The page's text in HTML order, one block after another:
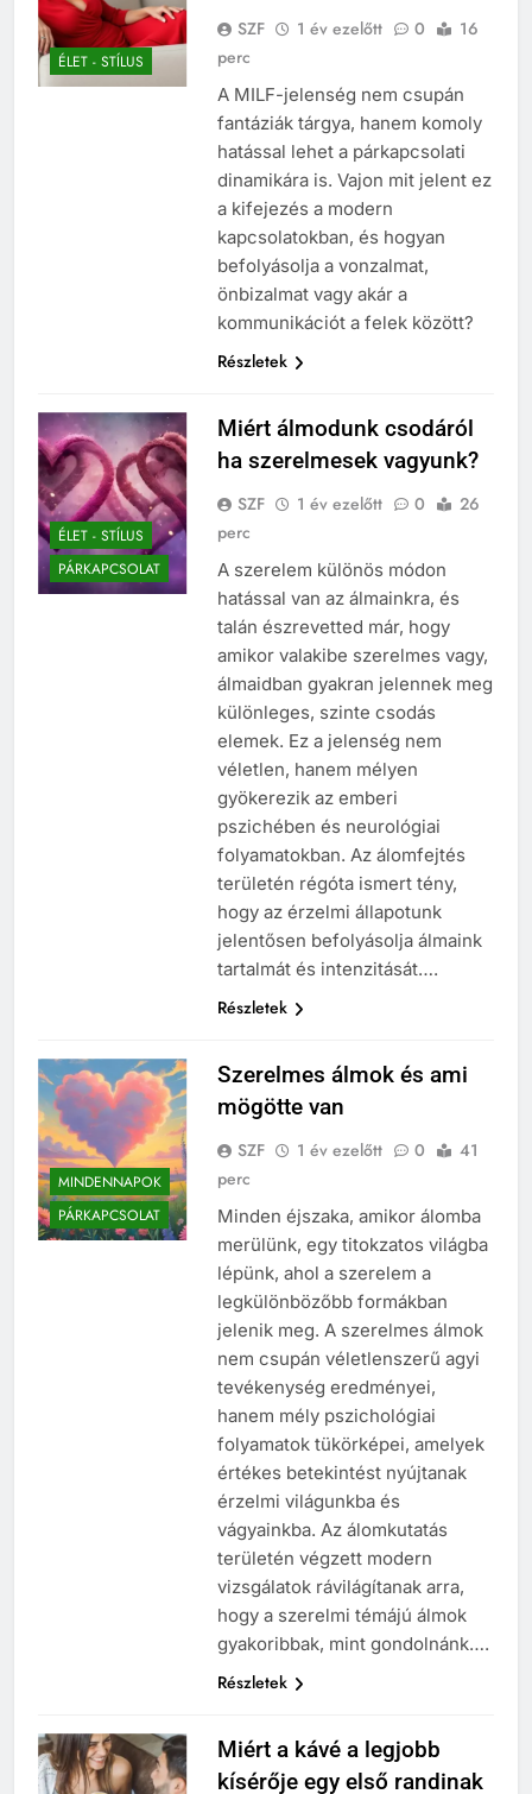
ÉLET - STÍLUS
SZF 1 év ezelőtt 0
16
perc
A MILF-jelenség nem csupán
fantáziák tárgya, hanem komoly
hatással lehet a párkapcsolati
dinamikára is. Vajon mit jelent ez
a kifejezés a modern
kapcsolatokban, és hogyan
befolyásolja a vonzalmat,
önbizalmat vagy akár a
kommunikációt a felek között?
Részletek
ÉLET - STÍLUS
PÁRKAPCSOLAT
Miért álmodunk csodáról
ha szerelmesek vagyunk?
SZF 1 év ezelőtt 0
26
perc
A szerelem különös módon
hatással van az álmainkra, és
talán észrevetted már, hogy
amikor valakibe szerelmes vagy,
álmaidban gyakran jelennek meg
különleges, szinte csodás
elemek. Ez a jelenség nem
véletlen, hanem mélyen
gyökerezik az emberi
pszichében és neurológiai
folyamatokban. Az álomfejtés
területén régóta ismert tény,
hogy az érzelmi állapotunk
jelentősen befolyásolja álmaink
tartalmát és intenzitását….
Részletek
MINDENNAPOK
PÁRKAPCSOLAT
Szerelmes álmok és ami
mögötte van
SZF 1 év ezelőtt 0
41
perc
Minden éjszaka, amikor álomba
merülünk, egy titokzatos világba
lépünk, ahol a szerelem a
legkülönbözőbb formákban
jelenik meg. A szerelmes álmok
nem csupán véletlenszerű agyi
tevékenység eredményei,
hanem mély pszichológiai
folyamatok tükörképei, amelyek
értékes betekintést nyújtanak
érzelmi világunkba és
vágyainkba. Az álomkutatás
területén végzett modern
vizsgálatok rávilágítanak arra,
hogy a szerelmi témájú álmok
gyakoribbak, mint gondolnánk….
Részletek
Miért a kávé a legjobb
kísérője egy első randinak